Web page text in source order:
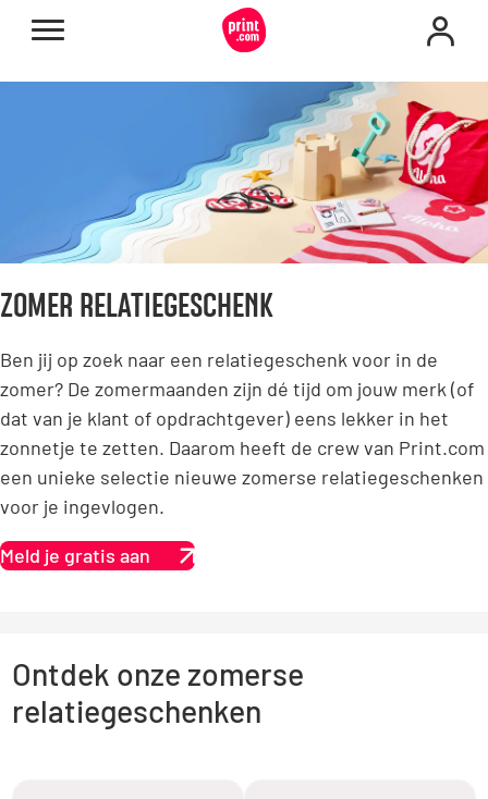
ZOMER RELATIEGESCHENK
Ben jij op zoek naar een relatiegeschenk voor in de
zomer? De zomermaanden zijn dé tijd om jouw merk (of
dat van je klant of opdrachtgever) eens lekker in het
zonnetje te zetten. Daarom heeft de crew van Print.com
een unieke selectie nieuwe zomerse relatiegeschenken
voor je ingevlogen.
Meld je gratis aan
Ontdek onze zomerse
relatiegeschenken